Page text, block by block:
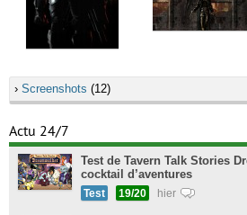
› Screenshots (12)
Actu 24/7
Test de Tavern Talk Stories
cocktail d’aventures
Test 19/20 hier